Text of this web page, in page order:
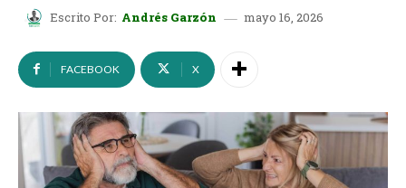
Escrito Por: Andrés Garzón mayo 16, 2026
FACEBOOK X